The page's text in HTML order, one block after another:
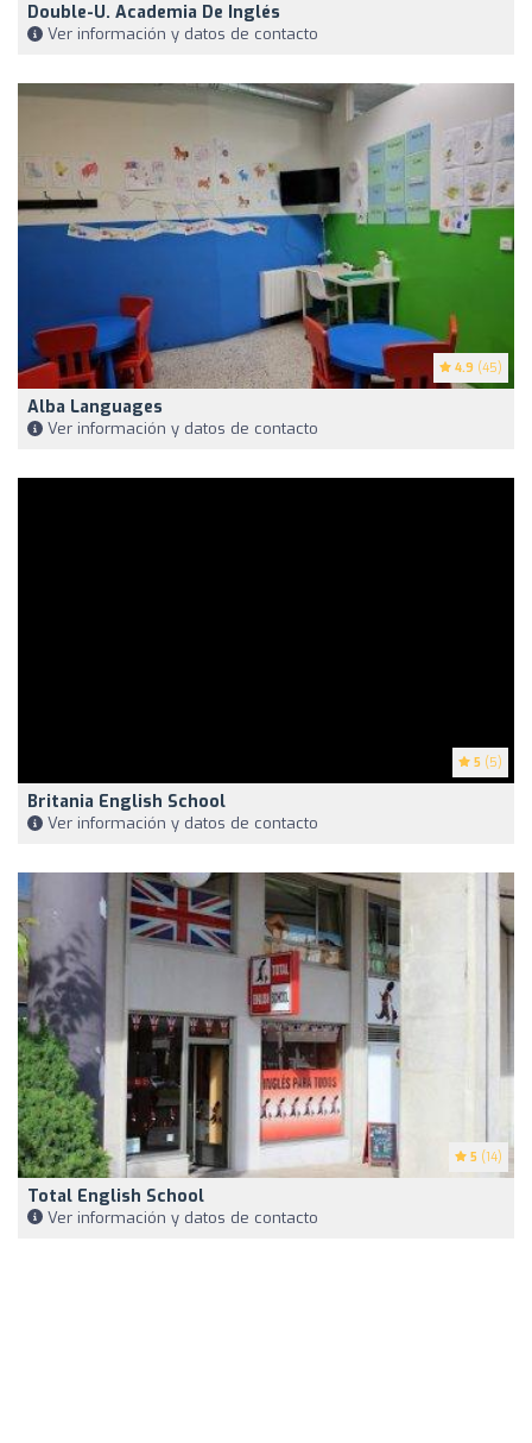
Double-U. Academia De Inglés
Ver información y datos de contacto
4.9 (45)
Alba Languages
Ver información y datos de contacto
5 (5)
Britania English School
Ver información y datos de contacto
5 (14)
Total English School
Ver información y datos de contacto